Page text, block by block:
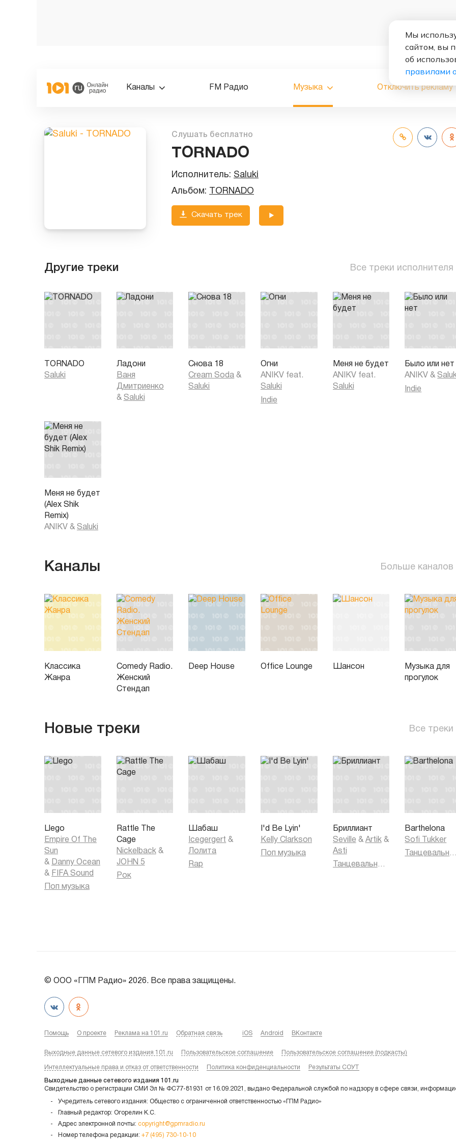
Каналы FM Радио Музыка Отключить рекламу
Слушать бесплатно
TORNADO
Исполнитель: Saluki
Альбом:
TORNADO
Скачать трек
Другие треки Все треки исполнителя
TORNADO
Saluki
Ладони
Ваня
Дмитриенко
& Saluki
Снова 18
Cream Soda &
Saluki
Огни
ANIKV feat.
Saluki
Indie
Меня не будет
ANIKV feat.
Saluki
Было или нет
ANIKV &
Indie
Меня не будет
(Alex Shik
Remix)
ANIKV & Saluki
Каналы Больше каналов
Классика
Жанра
Comedy Radio.
Женский
Стендап
Deep House Office Lounge Шансон
Музыка для
прогулок
Новые треки Все треки
Llego
Empire Of The
Sun
&
Danny Ocean
& FIFA Sound
Поп музыка
Rattle The
Cage
Nickelback &
JOHN 5
Рок
Шабаш
Icegergert &
Лолита
Rap
I'd Be Lyin'
Kelly Clarkson
Поп музыка
Бриллиант
Seville & Artik &
Asti
Танцевальная музыка
Barthelona
Sofi Tukker
Танцевальная
© ООО «ГПМ Радио» 2026. Все права защищены.
Помощь О проекте Реклама на 101.ru Обратная связь iOS Android ВКонтакте
Выходные данные сетевого издания 101.ru Пользовательское соглашение Пользовательское соглашение (подкасты)
Интеллектуальные права и отказ от ответственности Политика конфиденциальности Результаты СОУТ
Выходные данные сетевого издания 101.ru
Свидетельство о регистрации СМИ Эл № ФС77-81931 от 16.09.2021, выдано Федеральной службой по надзору в сфере связи,
Учредитель сетевого издания: Общество с ограниченной ответственностью «ГПМ Радио»
Главный редактор: Огорелин К.С.
Адрес электронной почты: copyright@gpmradio.ru
Номер телефона редакции: +7 (495) 730-10-10
Мы
сайтом, вы
об
правилами